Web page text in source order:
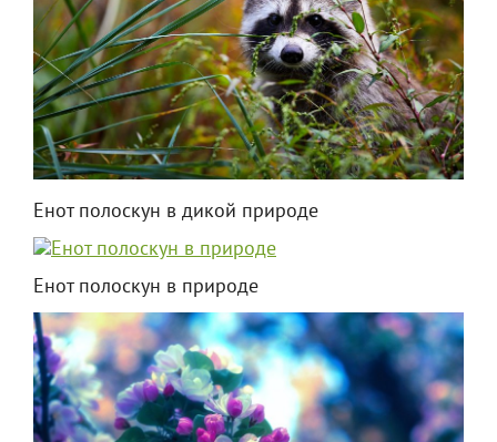
Енот полоскун в дикой природе
Енот полоскун в природе